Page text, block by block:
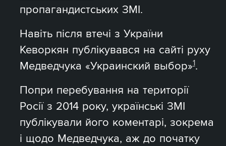
пропагандистських ЗМІ.
Навіть після втечі з України
Кеворкян публікувався на сайті руху
Медведчука «Украинский выбор»1.
Попри перебування на території
Росії з 2014 року, українські ЗМІ
публікували його коментарі, зокрема
і щодо Медведчука, аж до початку